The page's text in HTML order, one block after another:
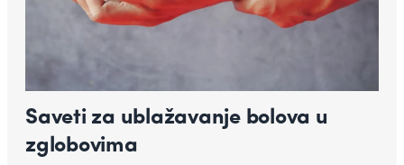
Saveti za ublažavanje bolova u
zglobovima